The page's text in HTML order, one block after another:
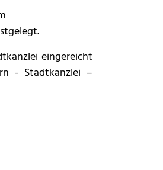
eingereicht
- Stadtkanzlei –